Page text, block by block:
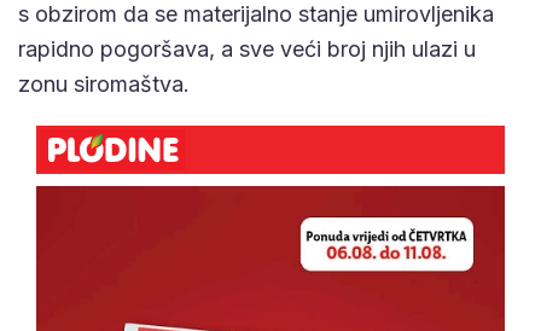
s obzirom da se materijalno stanje umirovljenika
rapidno pogoršava, a sve veći broj njih ulazi u
zonu siromaštva.